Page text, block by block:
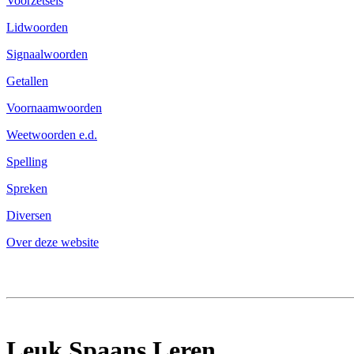
Lidwoorden
Signaalwoorden
Getallen
Voornaamwoorden
Weetwoorden e.d.
Spelling
Spreken
Diversen
Over deze website